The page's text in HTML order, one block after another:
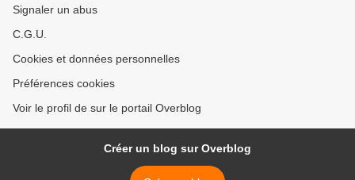
Signaler un abus
C.G.U.
Cookies et données personnelles
Préférences cookies
Voir le profil de sur le portail Overblog
Créer un blog sur Overblog